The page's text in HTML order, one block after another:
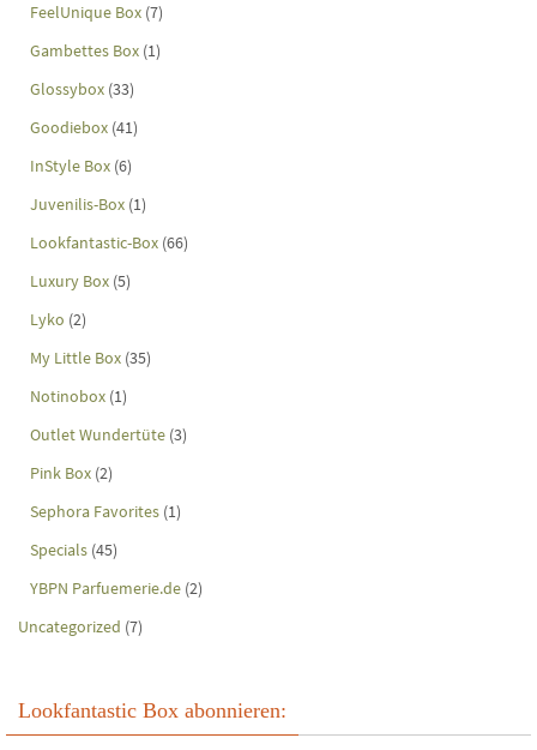
FeelUnique Box (7)
Gambettes Box (1)
Glossybox (33)
Goodiebox (41)
InStyle Box (6)
Juvenilis-Box (1)
Lookfantastic-Box (66)
Luxury Box (5)
Lyko (2)
My Little Box (35)
Notinobox (1)
Outlet Wundertüte (3)
Pink Box (2)
Sephora Favorites (1)
Specials (45)
YBPN Parfuemerie.de (2)
Uncategorized (7)
Lookfantastic Box abonnieren: